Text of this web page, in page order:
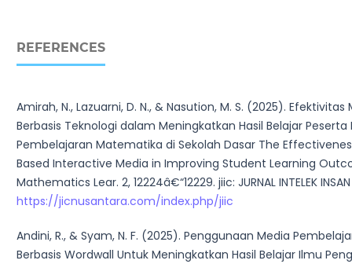
REFERENCES
Amirah, N., Lazuarni, D. N., & Nasution, M. S. (2025).
Berbasis Teknologi dalam Meningkatkan Hasil Belajar Peserta
Pembelajaran Matematika di Sekolah Dasar The
Based Interactive Media in Improving Student Learning
Mathematics Lear. 2, 12224â€“12229. jiic: JURNAL INTELEK INSAN
https://jicnusantara.com/index.php/jiic
Andini, R., & Syam, N. F. (2025). Penggunaan Media
Berbasis Wordwall Untuk Meningkatkan Hasil Belajar Ilmu